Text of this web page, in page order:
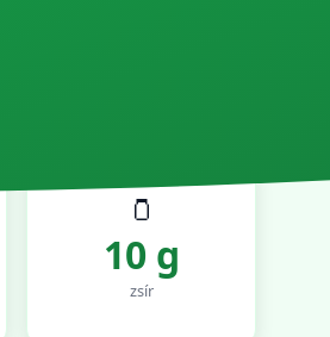
🫙
10 g
zsír